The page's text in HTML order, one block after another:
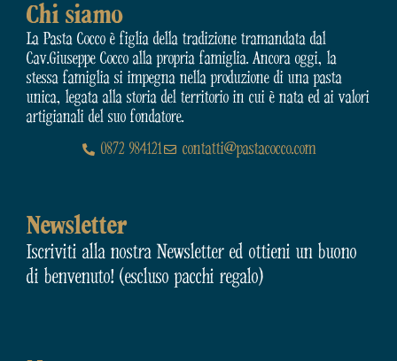
Chi siamo
La Pasta Cocco è figlia della tradizione tramandata dal
Cav.Giuseppe Cocco alla propria famiglia. Ancora oggi, la
stessa famiglia si impegna nella produzione di una pasta
unica, legata alla storia del territorio in cui è nata ed ai valori
artigianali del suo fondatore.
0872 984121
contatti@pastacocco.com
Newsletter
Iscriviti alla nostra Newsletter ed ottieni un buono
di benvenuto! (escluso pacchi regalo)